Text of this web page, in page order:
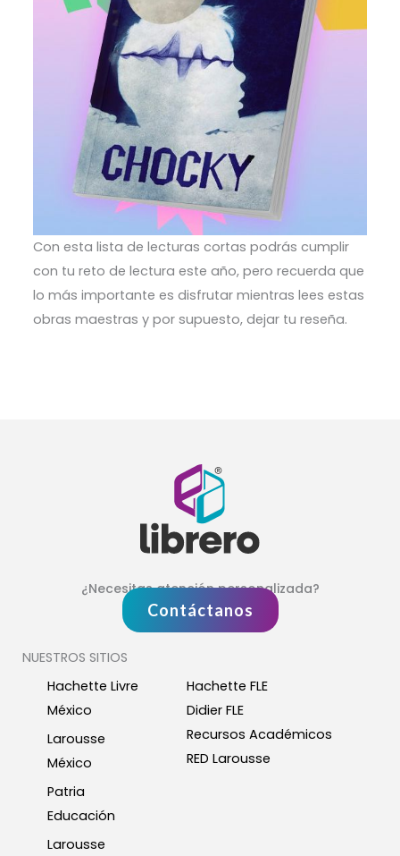
Con esta lista de lecturas cortas podrás cumplir
con tu reto de lectura este año, pero recuerda que
lo más importante es disfrutar mientras lees estas
obras maestras y por supuesto, dejar tu reseña.
¿Necesitas atención personalizada?
Contáctanos
NUESTROS SITIOS
Hachette Livre
México
Larousse
México
Patria
Educación
Larousse
Hachette FLE
Didier FLE
Recursos Académicos
RED Larousse